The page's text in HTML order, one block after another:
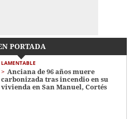
PORTADA
LAMENTABLE
Anciana de 96 años muere
carbonizada tras incendio en su
vivienda en San Manuel, Cortés